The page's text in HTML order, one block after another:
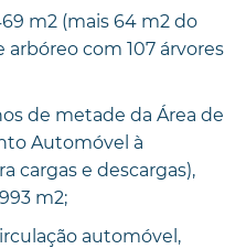
m2 (mais 64 m2 do
com 107 árvores
metade da Área de
Automóvel à
cargas e descargas),
m2;
automóvel,